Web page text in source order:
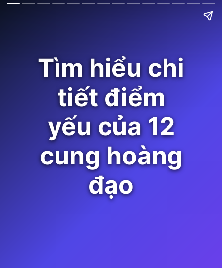
Tìm hiểu chi
tiết điểm
yếu của 12
cung hoàng
đạo